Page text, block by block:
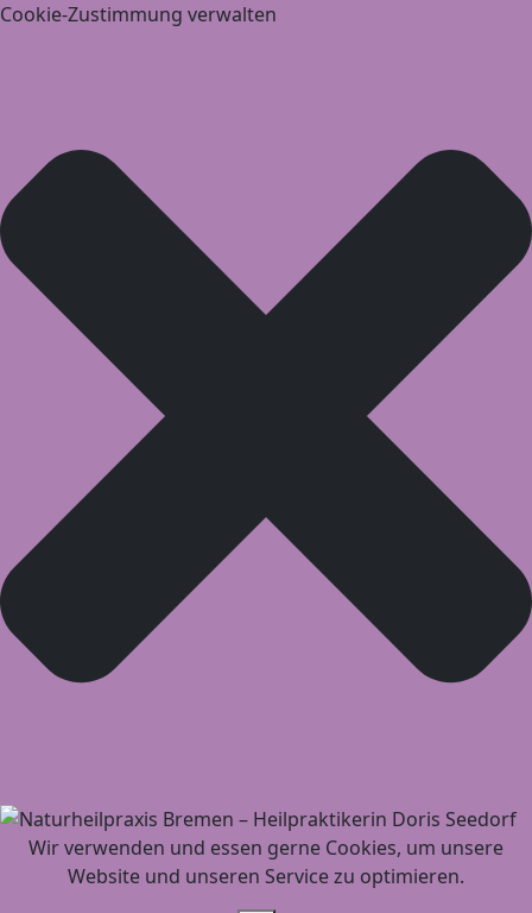
Cookie-Zustimmung verwalten
Wir verwenden und essen gerne Cookies, um unsere
Website und unseren Service zu optimieren.